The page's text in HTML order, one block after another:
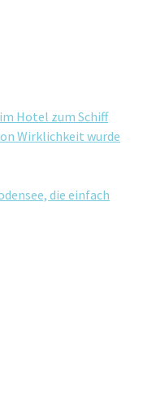
Hotel zum Schiff
Wirklichkeit wurde
die einfach